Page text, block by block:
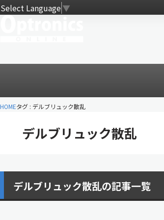
Select Language▼
HOMEタグ : デルブリュック散乱
デルブリュック散乱
デルブリュック散乱の記事一覧